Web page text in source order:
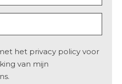
het privacy policy voor
van mijn